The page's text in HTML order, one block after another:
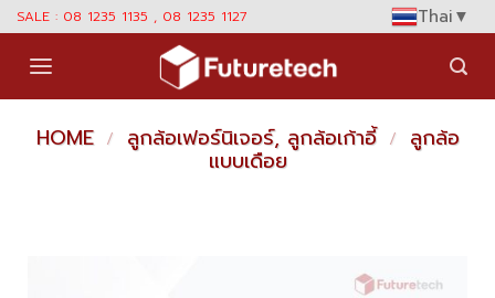
Skip
content
SALE : 08 1235 1135 , 08 1235 1127 Thai▼
HOME / ลูกล้อเฟอร์นิเจอร์, ลูกล้อเก้าอี้ / ลูกล้อ
แบบเดือย